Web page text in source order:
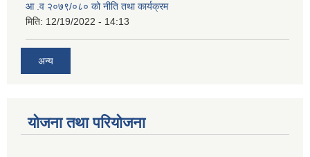
आ .व २०७९/०८० को नीति तथा कार्यक्रम
मिति: 12/19/2022 - 14:13
अन्य
योजना तथा परियोजना